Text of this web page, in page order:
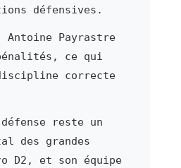
défensives.
Payrastre
ce qui
correcte
reste un
des grandes
D2, et son équipe